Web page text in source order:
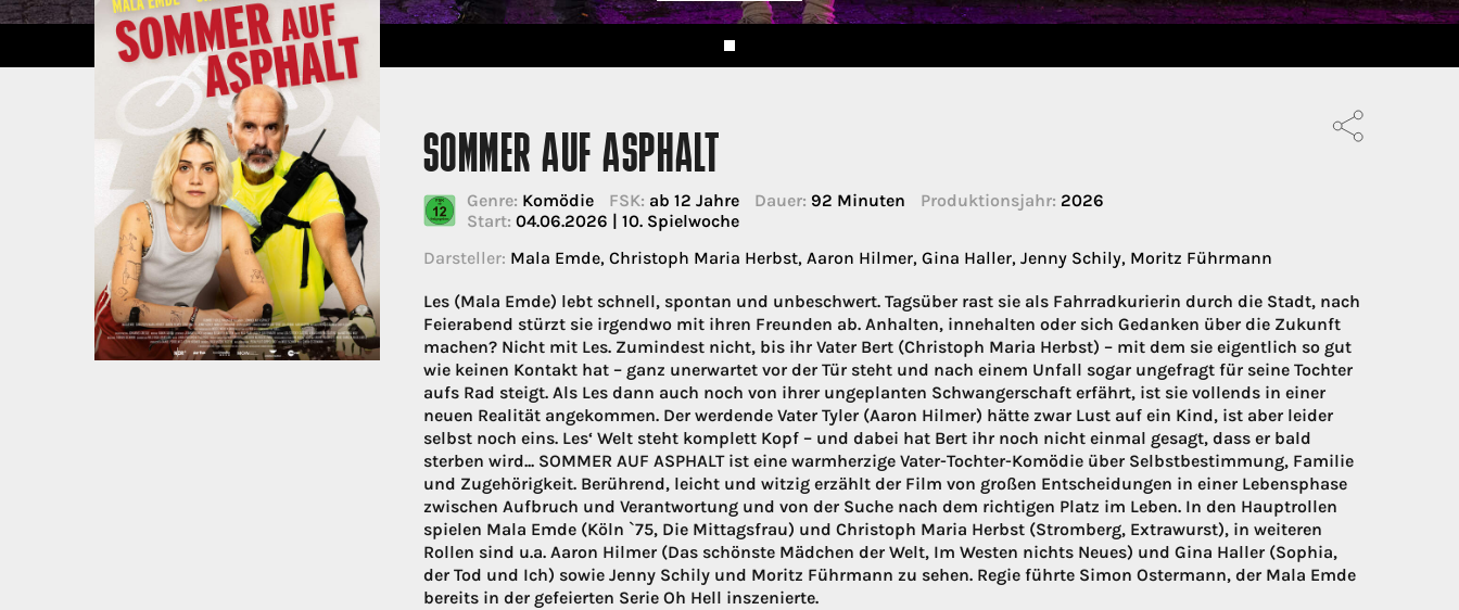
SOMMER AUF ASPHALT
Genre: Komödie FSK: ab 12 Jahre Dauer: 92 Minuten Produktionsjahr: 2026
Start: 04.06.2026 | 10. Spielwoche
Darsteller: Mala Emde, Christoph Maria Herbst, Aaron Hilmer, Gina Haller, Jenny Schily, Moritz Führmann
Les (Mala Emde) lebt schnell, spontan und unbeschwert. Tagsüber rast sie als Fahrradkurierin durch die Stadt, nach
Feierabend stürzt sie irgendwo mit ihren Freunden ab. Anhalten, innehalten oder sich Gedanken über die Zukunft
machen? Nicht mit Les. Zumindest nicht, bis ihr Vater Bert (Christoph Maria Herbst) – mit dem sie eigentlich so gut
wie keinen Kontakt hat – ganz unerwartet vor der Tür steht und nach einem Unfall sogar ungefragt für seine Tochter
aufs Rad steigt. Als Les dann auch noch von ihrer ungeplanten Schwangerschaft erfährt, ist sie vollends in einer
neuen Realität angekommen. Der werdende Vater Tyler (Aaron Hilmer) hätte zwar Lust auf ein Kind, ist aber leider
selbst noch eins. Les‘ Welt steht komplett Kopf – und dabei hat Bert ihr noch nicht einmal gesagt, dass er bald
sterben wird... SOMMER AUF ASPHALT ist eine warmherzige Vater-Tochter-Komödie über Selbstbestimmung, Familie
und Zugehörigkeit. Berührend, leicht und witzig erzählt der Film von großen Entscheidungen in einer Lebensphase
zwischen Aufbruch und Verantwortung und von der Suche nach dem richtigen Platz im Leben. In den Hauptrollen
spielen Mala Emde (Köln `75, Die Mittagsfrau) und Christoph Maria Herbst (Stromberg, Extrawurst), in weiteren
Rollen sind u.a. Aaron Hilmer (Das schönste Mädchen der Welt, Im Westen nichts Neues) und Gina Haller (Sophia,
der Tod und Ich) sowie Jenny Schily und Moritz Führmann zu sehen. Regie führte Simon Ostermann, der Mala Emde
bereits in der gefeierten Serie Oh Hell inszenierte.